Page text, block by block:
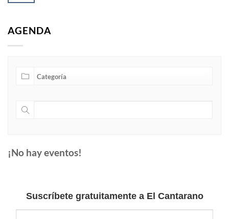
AGENDA
¡No hay eventos!
Suscríbete gratuitamente a El Cantarano